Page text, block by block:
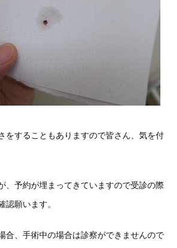
をすることもありますので皆さん、気を付
、予約が埋まってきていますので受診の際
認願います。
合、手術中の場合は診察ができませんので